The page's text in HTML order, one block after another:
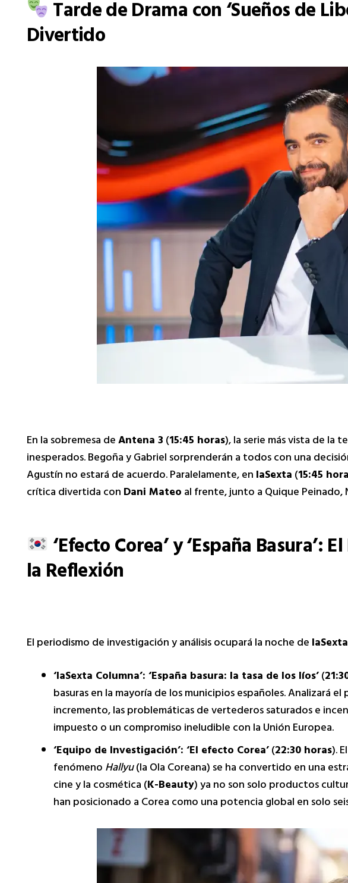
Tarde de Drama con ‘Sueños de
Divertido
En la sobremesa deAntena 3(15:45 horas), la serie más vista de la
inesperados. Begoña y Gabriel sorprenderán a todos con una
Agustín no estará de acuerdo. Paralelamente, enlaSexta(15:45
crítica divertida conDani Mateoal frente, junto a Quique Peinado,
‘Efecto Corea’ y ‘España
la Reflexión
El periodismo de investigación y análisis ocupará la noche delaSexta
‘laSexta Columna’: ‘España basura: la tasa de los líos’(
basuras en la mayoría de los municipios españoles. Analizará
incremento, las problemáticas de vertederos saturados e
impuesto o un compromiso ineludible con la Unión Europea.
‘Equipo de Investigación’: ‘El efecto Corea’(22:30 horas).
fenómenoHallyu(la Ola Coreana) se ha convertido en una
cine y la cosmética (K-Beauty) ya no son solo productos
han posicionado a Corea como una potencia global en solo